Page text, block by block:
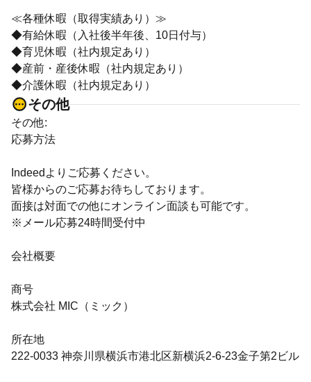
≪各種休暇（取得実績あり）≫
◆有給休暇（入社後半年後、10日付与）
◆育児休暇（社内規定あり）
◆産前・産後休暇（社内規定あり）
◆介護休暇（社内規定あり）
その他
その他:
応募方法
Indeedよりご応募ください。
皆様からのご応募お待ちしております。
面接は対面での他にオンライン面談も可能です。
※メール応募24時間受付中
会社概要
商号
株式会社 MIC（ミック）
所在地
222-0033 神奈川県横浜市港北区新横浜2-6-23金子第2ビル